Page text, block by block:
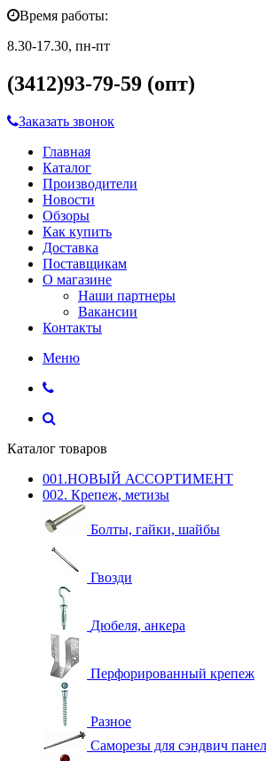
Время работы:
8.30-17.30, пн-пт
(3412)93-79-59 (опт)
Заказать звонок
Главная
Каталог
Производители
Новости
Обзоры
Как купить
Доставка
Поставщикам
О магазине
Наши партнеры
Вакансии
Контакты
Меню
Каталог товаров
001.НОВЫЙ АССОРТИМЕНТ
002. Крепеж, метизы
Болты, гайки, шайбы
Гвозди
Дюбеля, анкера
Перфорированный крепеж
Разное
Саморезы для сэндвич